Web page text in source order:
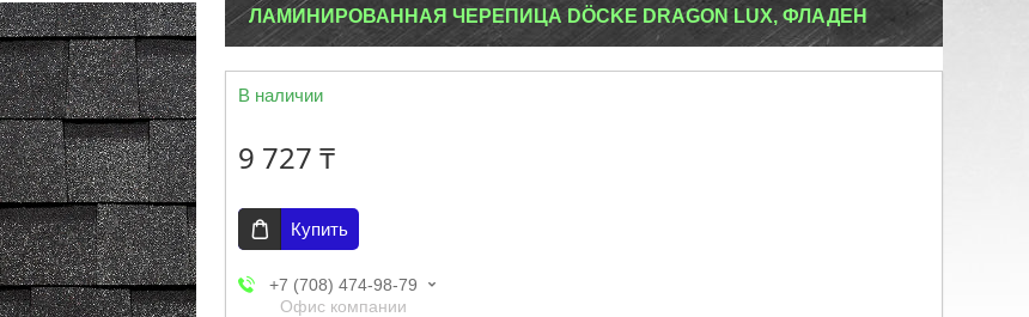
ЛАМИНИРОВАННАЯ ЧЕРЕПИЦА DÖCKE DRAGON LUX, ФЛАДЕН
В наличии
9 727 ₸
Купить
+7 (708) 474-98-79
Офис компании